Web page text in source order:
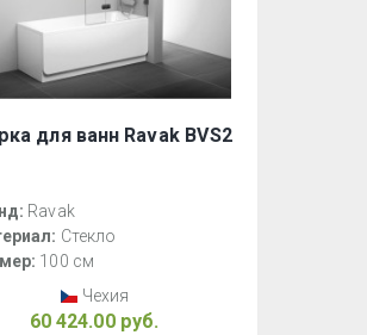
для ванн Ravak BVS2
Ravak
Стекло
100 см
Чехия
60 424.00 руб.